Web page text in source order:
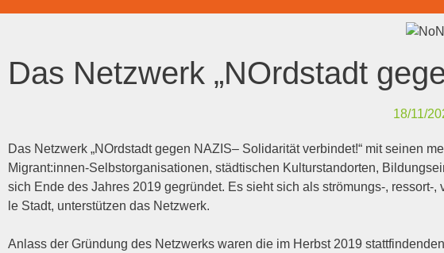
Das Netz­werk „NOrd­stadt
18/11/
Das Netz­werk „NOrd­stadt gegen NAZIS– Soli­da­ri­tät ver­bin­det!“ mit sei­nen
Migrant:innen-Selbstorganisationen, städ­ti­schen Kul­tur­stand­or­ten,
sich Ende des Jah­res 2019 gegrün­det. Es sieht sich als strömungs‑,
le Stadt, unter­stüt­zen das Netzwerk.
Anlass der Grün­dung des Netz­werks waren die im Herbst 2019